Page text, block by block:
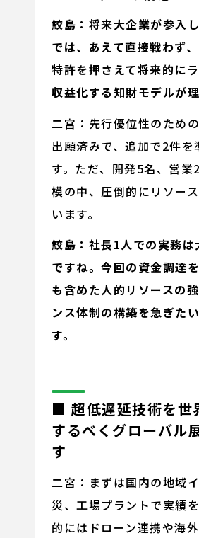
鮫島：将来大企業が参入
では、あえて直接戦わず
特許を押さえて将来的に
収益化する知財モデルが理
二宮：先行優位性のため
出願済みで、追加で2件を
す。ただ、開発5名、営業
模の中、圧倒的にリソー
います。
鮫島：社長1人での実務は
ですね。今回の資金調達
も含めた人的リソースの
ンス体制の構築を急ぎた
す。
■ 超低遅延技術を世
するべくグローバル
す
二宮：まずは国内の地域
災、工場プラントで実績
的にはドローン連携や海